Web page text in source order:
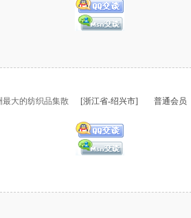
大的纺织品集散
[浙江省-绍兴市] 普通会员